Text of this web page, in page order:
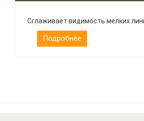
Сглаживает видимость мелких
Подробнее